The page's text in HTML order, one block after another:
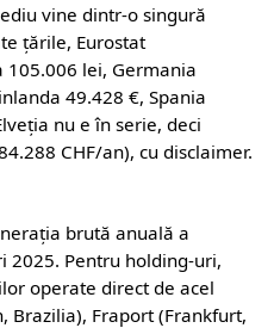
vine dintr-o singură
țările, Eurostat
105.006 lei, Germania
49.428 €, Spania
nu e în serie, deci
CHF/an), cu disclaimer.
brută anuală a
2025. Pentru holding-uri,
operate direct de acel
Brazilia), Fraport (Frankfurt,